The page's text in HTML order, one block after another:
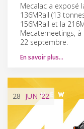
Mecalac a exposé
136MRail (13
156MRail et la
Mecatemeetings,
22 septembre.
En savoir plus…
28 JUN '22